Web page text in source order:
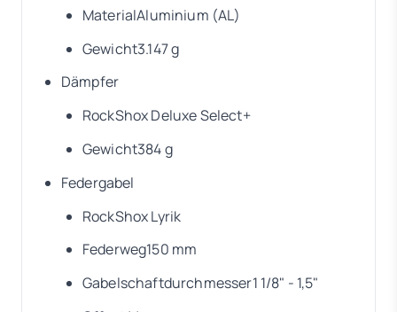
MaterialAluminium (AL)
Gewicht3.147 g
Dämpfer
RockShox Deluxe Select+
Gewicht384 g
Federgabel
RockShox Lyrik
Federweg150 mm
Gabelschaftdurchmesser1 1/8" - 1,5"